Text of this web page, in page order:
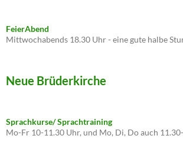
FeierAbend
Mittwochabends 18.30 Uhr - eine gute halbe
Neue Brüderkirche
Sprachkurse/ Sprachtraining
Mo-Fr 10-11.30 Uhr, und Mo, Di, Do auch